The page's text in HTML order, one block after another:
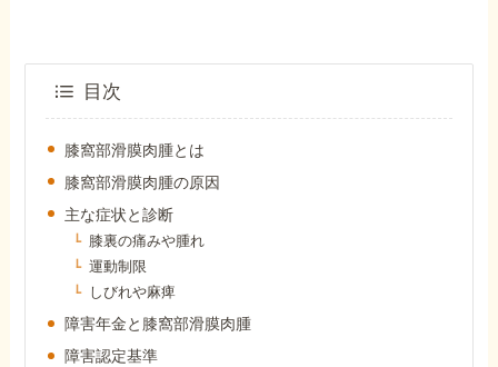
Q&A・相談事例
障害年金コラム
お知らせ
目次
膝窩部滑膜肉腫とは
膝窩部滑膜肉腫の原因
主な症状と診断
膝裏の痛みや腫れ
運動制限
しびれや麻痺
障害年金と膝窩部滑膜肉腫
障害認定基準